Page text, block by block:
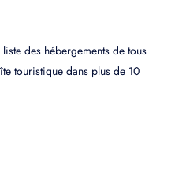
des hébergements de tous
touristique dans plus de 10